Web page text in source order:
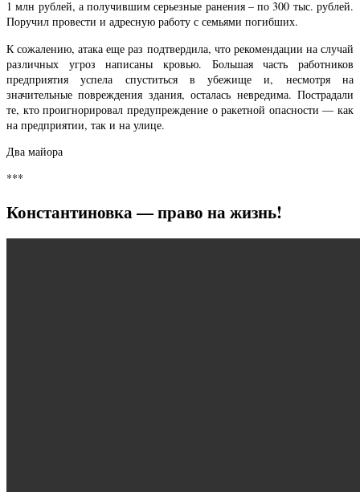
1 млн рублей, а получившим серьезные ранения – по 300 тыс. рублей.
Поручил провести и адресную работу с семьями погибших.
К сожалению, атака еще раз подтвердила, что рекомендации на случай
различных угроз написаны кровью. Большая часть работников
предприятия успела спуститься в убежище и, несмотря на
значительные повреждения здания, осталась невредима. Пострадали
те, кто проигнорировал предупреждение о ракетной опасности — как
на предприятии, так и на улице.
Два майора
***
Константиновка — право на жизнь!